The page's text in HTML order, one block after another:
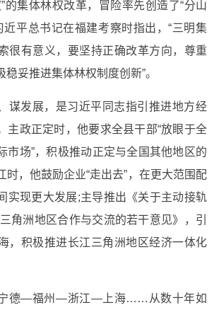
的集体林权改革，冒险率先创造了“分山
近平总书记在福建考察时指出，“三明集
很有意义，要坚持正确改革方向，尊重
妥推进集体林权制度创新”。
谋发展，是习近平同志指引推进地方经
主政正定时，他要求全县干部“放眼于全
市场”，积极推动正定与全国其他地区的
时，他鼓励企业“走出去”，在更大范围配
实现更大发展;主导推出《关于主动接轨
角洲地区合作与交流的若干意见》，引
，积极推进长江三角洲地区经济一体化
德—福州—浙江—上海……从数十年如